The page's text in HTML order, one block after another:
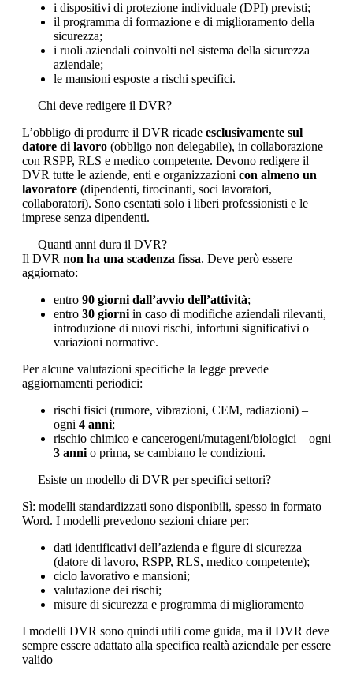
i dispositivi di protezione individuale (DPI) previsti;
il programma di formazione e di miglioramento della
sicurezza;
i ruoli aziendali coinvolti nel sistema della sicurezza
aziendale;
le mansioni esposte a rischi specifici.
Chi deve redigere il DVR?
L’obbligo di produrre il DVR ricade esclusivamente sul
datore di lavoro (obbligo non delegabile), in collaborazione
con RSPP, RLS e medico competente. Devono redigere il
DVR tutte le aziende, enti e organizzazioni con almeno un
lavoratore (dipendenti, tirocinanti, soci lavoratori,
collaboratori). Sono esentati solo i liberi professionisti e le
imprese senza dipendenti.
Quanti anni dura il DVR?
Il DVR non ha una scadenza fissa. Deve però essere
aggiornato:
entro 90 giorni dall’avvio dell’attività;
entro 30 giorni in caso di modifiche aziendali rilevanti,
introduzione di nuovi rischi, infortuni significativi o
variazioni normative.
Per alcune valutazioni specifiche la legge prevede
aggiornamenti periodici:
rischi fisici (rumore, vibrazioni, CEM, radiazioni) –
ogni 4 anni;
rischio chimico e cancerogeni/mutageni/biologici – ogni
3 anni o prima, se cambiano le condizioni.
Esiste un modello di DVR per specifici settori?
Sì: modelli standardizzati sono disponibili, spesso in formato
Word. I modelli prevedono sezioni chiare per:
dati identificativi dell’azienda e figure di sicurezza
(datore di lavoro, RSPP, RLS, medico competente);
ciclo lavorativo e mansioni;
valutazione dei rischi;
misure di sicurezza e programma di miglioramento
I modelli DVR sono quindi utili come guida, ma il DVR deve
sempre essere adattato alla specifica realtà aziendale per essere
valido